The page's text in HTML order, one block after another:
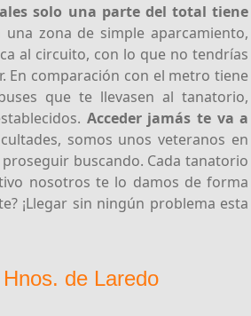
solo una parte del total tiene
zona de simple aparcamiento,
al circuito, con lo que no tendrías
En comparación con el metro tiene
que te llevasen al tanatorio,
Acceder jamás te va a
somos unos veteranos en
buscando. Cada tanatorio
nosotros te lo damos de forma
¡Llegar sin ningún problema esta
de Laredo